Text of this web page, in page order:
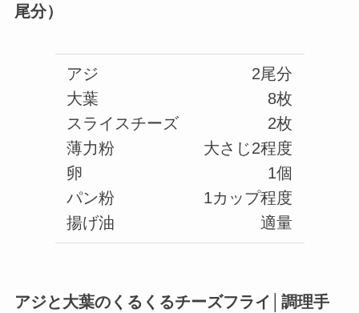
尾分）
アジ
大葉
スライスチーズ
薄力粉
卵
パン粉
揚げ油
2尾分
8枚
2枚
大さじ2程度
1個
1カップ程度
適量
アジと大葉のくるくるチーズフライ│調理手